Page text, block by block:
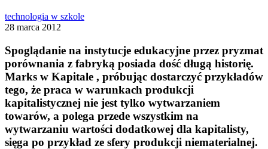
technologia w szkole
28 marca 2012
Spoglądanie na instytucje edukacyjne przez pryzmat
porównania z fabryką posiada dość długą historię.
Marks w Kapitale , próbując dostarczyć przykładów
tego, że praca w warunkach produkcji
kapitalistycznej nie jest tylko wytwarzaniem
towarów, a polega przede wszystkim na
wytwarzaniu wartości dodatkowej dla kapitalisty,
sięga po przykład ze sfery produkcji niematerialnej.